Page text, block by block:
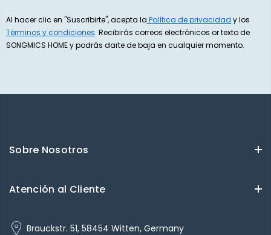
Al hacer clic en "Suscribirte", acepta la Política de privacidad y los
Términos y condiciones. Recibirás correos electrónicos or texto de
SONGMICS HOME y podrás darte de baja en cualquier momento.
Sobre Nosotros
Atención al Cliente
Brauckstr. 51, 58454 Witten, Germany